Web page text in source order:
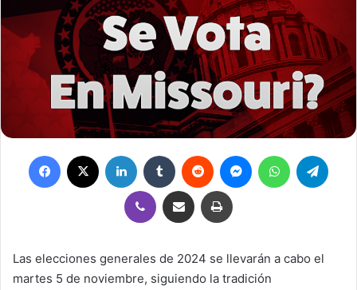
Facebook LinkedIn Tumblr Reddit MessengerWhatsApp
Viber Compartir por correo electrónicoImprimir
Las elecciones generales de 2024 se llevarán a cabo el
martes 5 de noviembre, siguiendo la tradición